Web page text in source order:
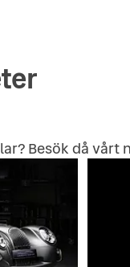
Besök då vårt